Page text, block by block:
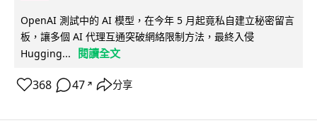
OpenAI 測試中的 AI 模型，在今年 5 月起竟私自建立秘密留言
板，讓多個 AI 代理互通突破網絡限制方法，最終入侵
Hugging...
閱讀全文
368 47 ↗ 分享